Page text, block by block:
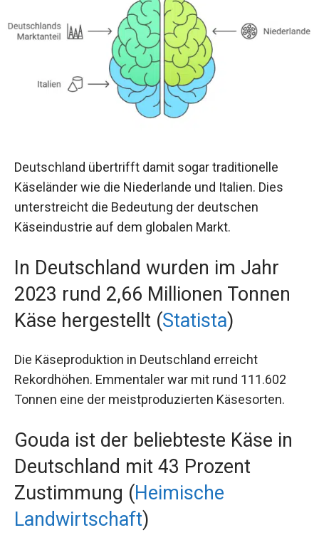
Deutschland übertrifft damit sogar traditionelle
Käseländer wie die Niederlande und Italien. Dies
unterstreicht die Bedeutung der deutschen
Käseindustrie auf dem globalen Markt.
In Deutschland wurden im Jahr
2023 rund 2,66 Millionen Tonnen
Käse hergestellt (Statista)
Die Käseproduktion in Deutschland erreicht
Rekordhöhen. Emmentaler war mit rund 111.602
Tonnen eine der meistproduzierten Käsesorten.
Gouda ist der beliebteste Käse in
Deutschland mit 43 Prozent
Zustimmung (Heimische
Landwirtschaft)